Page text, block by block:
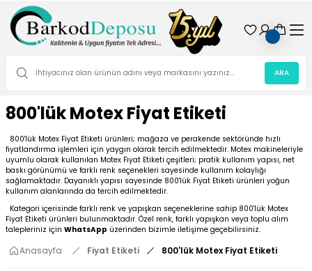
ARA
800'lük Motex Fiyat Etiketi
800'lük Motex Fiyat Etiketi ürünleri; mağaza ve perakende sektöründe hızlı
fiyatlandırma işlemleri için yaygın olarak tercih edilmektedir. Motex makineleriyle
uyumlu olarak kullanılan Motex Fiyat Etiketi çeşitleri; pratik kullanım yapısı, net
baskı görünümü ve farklı renk seçenekleri sayesinde kullanım kolaylığı
sağlamaktadır. Dayanıklı yapısı sayesinde 800'lük Fiyat Etiketi ürünleri yoğun
kullanım alanlarında da tercih edilmektedir.
Kategori içerisinde farklı renk ve yapışkan seçeneklerine sahip 800'lük Motex
Fiyat Etiketi ürünleri bulunmaktadır. Özel renk, farklı yapışkan veya toplu alım
talepleriniz için WhatsApp üzerinden bizimle iletişime geçebilirsiniz.
Anasayfa Fiyat Etiketi 800'lük Motex Fiyat Etiketi